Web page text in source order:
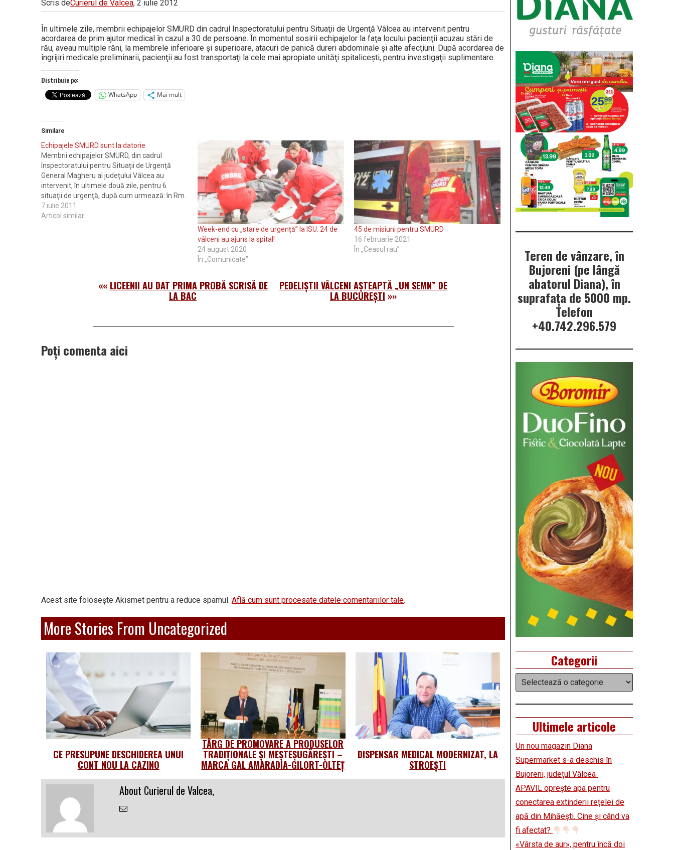
Vâlcea
Scris deCurierul de Valcea, 2 iulie 2012
În ultimele zile, membrii echipa­je­lor SMURD din cadrul Inspectoratului pentru Situaţii de Urgenţă Vâlcea au intervenit pentru
acordarea de prim ajutor medical în cazul a 30 de per­soa­ne. În momentul sosirii echipajelor la faţa locului pacienţii acuzau stări de
rău, aveau multiple răni, la membrele inferioare şi superioare, atacuri de pa­nică dureri abdominale şi alte afecţi­uni. După acordarea de
îngrijiri medi­ca­le preliminarii, pacienţii au fost transpor­taţi la cele mai apropiate unităţi spitali­ceşti, pentru investigaţii suplimentare.
Distribuie pe:
WhatsApp
Mai mult
Similare
Echipajele SMURD sunt la datorie
Membrii echipajelor SMURD, din cadrul
Inspectoratului pentru Situaţii de Urgenţă
General Magheru al judeţului Vâlcea au
intervenit, în ultimele două zile, pentru 6
situaţii de urgenţă, după cum urmează: în Rm.
Vâlcea, pe strada Dacia, pentru acordarea
primului ajutor medical de urgenţă numitului
7 iulie 2011
Articol similar
Week-end cu „stare de urgență” la ISU: 24 de
vâlceni au ajuns la spital!
24 august 2020
În „Comunicate”
45 de misiuni pentru SMURD
16 februarie 2021
În „Ceasul rau”
«« LICEENII AU DAT PRIMA PROBĂ SCRISĂ DE
LA BAC
PEDELIŞTII VÂLCENI AŞTEAPTĂ „UN SEMN” DE
LA BUCUREŞTI »»
Poți comenta aici
Acest site folosește Akismet pentru a reduce spamul. Află cum sunt procesate datele comentariilor tale.
More Stories From Uncategorized
CE PRESUPUNE DESCHIDEREA UNUI
CONT NOU LA CAZINO
TÂRG DE PROMOVARE A PRODUSELOR
TRADIȚIONALE ȘI MEȘTEȘUGĂREȘTI –
MARCA GAL AMARADIA-GILORT-OLTEȚ
DISPENSAR MEDICAL MODERNIZAT, LA
STROEȘTI
About Curierul de Valcea,
Email
Teren de vânzare, în
Bujoreni (pe lângă
abatorul Diana), în
suprafața de 5000 mp.
Telefon
+40.742.296.579
Categorii
Categorii
Ultimele articole
Un nou magazin Diana
Supermarket s-a deschis în
Bujoreni, județul Vâlcea
APAVIL oprește apa pentru
conectarea extinderii rețelei de
apă din Mihăești. Cine și când va
fi afectat?
«Vârsta de aur», pentru încă doi